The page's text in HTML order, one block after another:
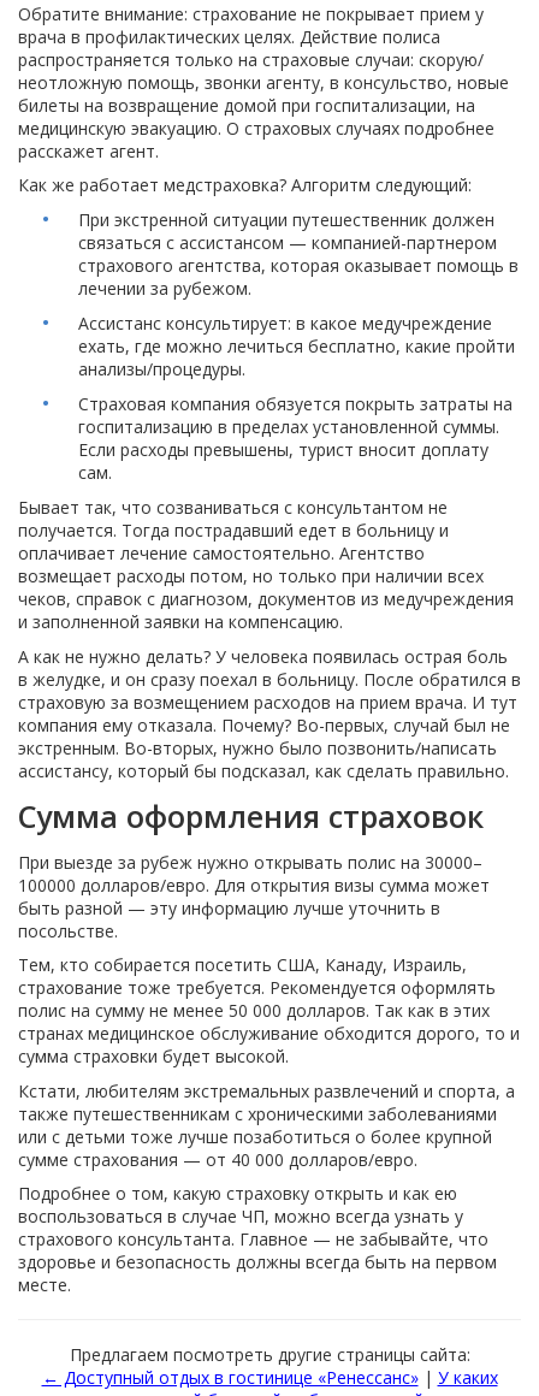
Обратите внимание: страхование не покрывает прием у
врача в профилактических целях. Действие полиса
распространяется только на страховые случаи: скорую/
неотложную помощь, звонки агенту, в консульство, новые
билеты на возвращение домой при госпитализации, на
медицинскую эвакуацию. О страховых случаях подробнее
расскажет агент.
Как же работает медстраховка? Алгоритм следующий:
При экстренной ситуации путешественник должен
связаться с ассистансом — компанией-партнером
страхового агентства, которая оказывает помощь в
лечении за рубежом.
Ассистанс консультирует: в какое медучреждение
ехать, где можно лечиться бесплатно, какие пройти
анализы/процедуры.
Страховая компания обязуется покрыть затраты на
госпитализацию в пределах установленной суммы.
Если расходы превышены, турист вносит доплату
сам.
Бывает так, что созваниваться с консультантом не
получается. Тогда пострадавший едет в больницу и
оплачивает лечение самостоятельно. Агентство
возмещает расходы потом, но только при наличии всех
чеков, справок с диагнозом, документов из медучреждения
и заполненной заявки на компенсацию.
А как не нужно делать? У человека появилась острая боль
в желудке, и он сразу поехал в больницу. После обратился в
страховую за возмещением расходов на прием врача. И тут
компания ему отказала. Почему? Во-первых, случай был не
экстренным. Во-вторых, нужно было позвонить/написать
ассистансу, который бы подсказал, как сделать правильно.
Сумма оформления страховок
При выезде за рубеж нужно открывать полис на 30000–
100000 долларов/евро. Для открытия визы сумма может
быть разной — эту информацию лучше уточнить в
посольстве.
Тем, кто собирается посетить США, Канаду, Израиль,
страхование тоже требуется. Рекомендуется оформлять
полис на сумму не менее 50 000 долларов. Так как в этих
странах медицинское обслуживание обходится дорого, то и
сумма страховки будет высокой.
Кстати, любителям экстремальных развлечений и спорта, а
также путешественникам с хроническими заболеваниями
или с детьми тоже лучше позаботиться о более крупной
сумме страхования — от 40 000 долларов/евро.
Подробнее о том, какую страховку открыть и как ею
воспользоваться в случае ЧП, можно всегда узнать у
страхового консультанта. Главное — не забывайте, что
здоровье и безопасность должны всегда быть на первом
месте.
Предлагаем посмотреть другие страницы сайта:
← Доступный отдых в гостинице «Ренессанс»| У каких